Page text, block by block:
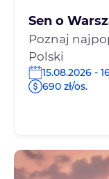
Sen o
Poznaj
Polski
15.08.2026 -
690 zł/os.